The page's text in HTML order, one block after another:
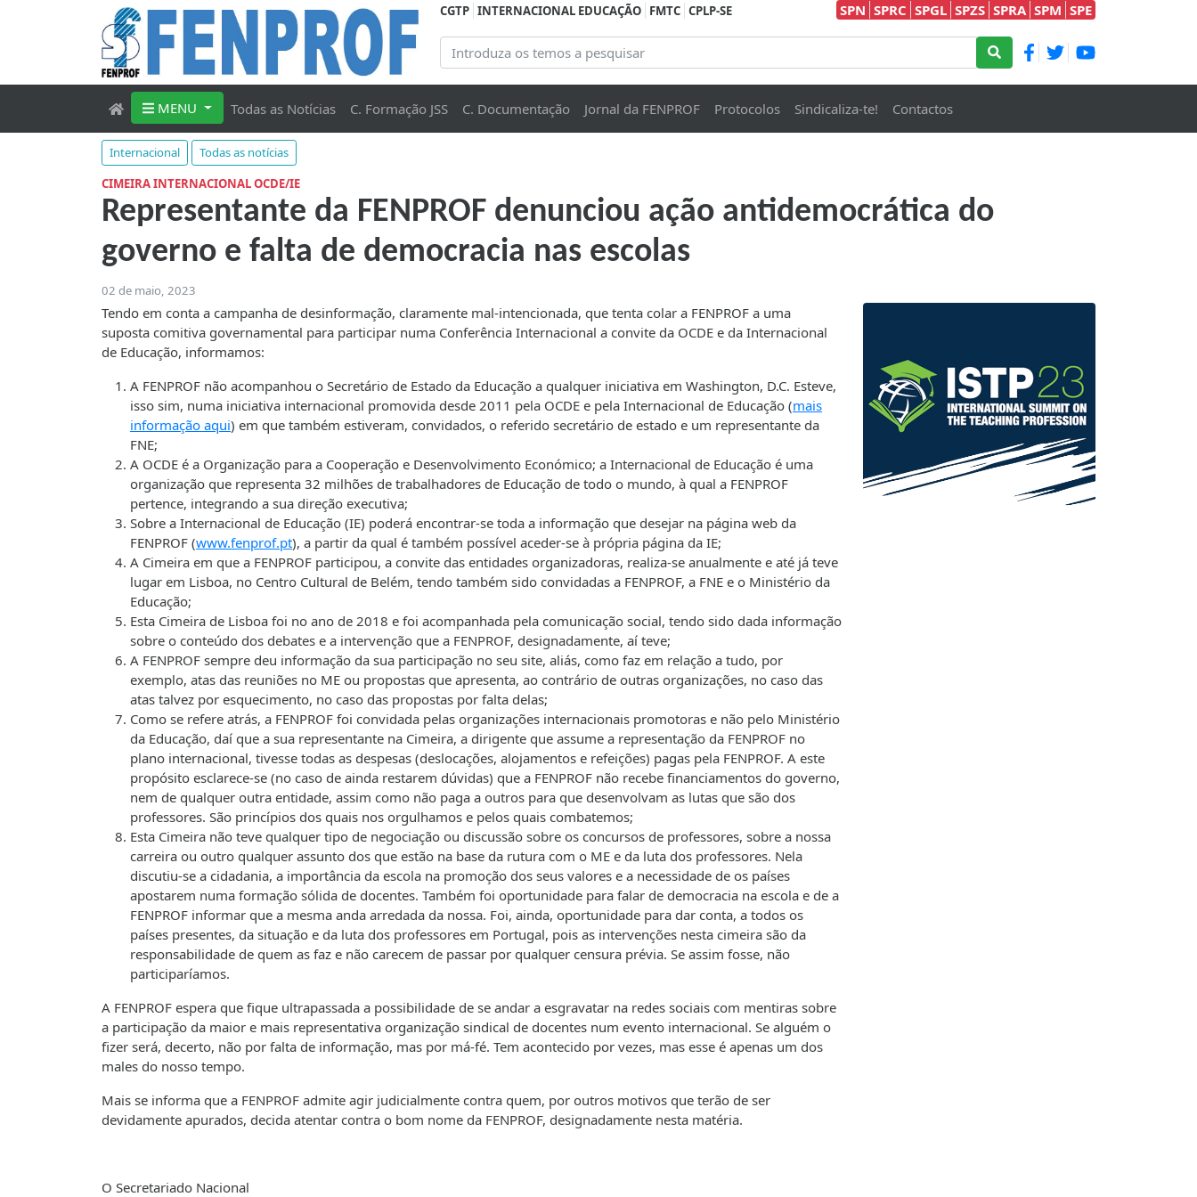
CGTP INTERNACIONAL EDUCAÇÃO FMTC CPLP-SE SPN SPRC SPGL SPZS SPRA SPM SPE
MENU Todas as Notícias C. Formação JSS C. Documentação Jornal da FENPROF Protocolos Sindicaliza-te! Contactos
Internacional
Todas as notícias
CIMEIRA INTERNACIONAL OCDE/IE
Representante da FENPROF denunciou ação antidemocrática do
governo e falta de democracia nas escolas
02 de maio, 2023
Tendo em conta a campanha de desinformação, claramente mal-intencionada, que tenta colar a FENPROF a uma
suposta comitiva governamental para participar numa Conferência Internacional a convite da OCDE e da Internacional
de Educação, informamos:
A FENPROF não acompanhou o Secretário de Estado da Educação a qualquer iniciativa em Washington, D.C. Esteve,
isso sim, numa iniciativa internacional promovida desde 2011 pela OCDE e pela Internacional de Educação (mais
informação aqui) em que também estiveram, convidados, o referido secretário de estado e um representante da
FNE;
A OCDE é a Organização para a Cooperação e Desenvolvimento Económico; a Internacional de Educação é uma
organização que representa 32 milhões de trabalhadores de Educação de todo o mundo, à qual a FENPROF
pertence, integrando a sua direção executiva;
Sobre a Internacional de Educação (IE) poderá encontrar-se toda a informação que desejar na página web da
FENPROF (www.fenprof.pt), a partir da qual é também possível aceder-se à própria página da IE;
A Cimeira em que a FENPROF participou, a convite das entidades organizadoras, realiza-se anualmente e até já teve
lugar em Lisboa, no Centro Cultural de Belém, tendo também sido convidadas a FENPROF, a FNE e o Ministério da
Educação;
Esta Cimeira de Lisboa foi no ano de 2018 e foi acompanhada pela comunicação social, tendo sido dada informação
sobre o conteúdo dos debates e a intervenção que a FENPROF, designadamente, aí teve;
A FENPROF sempre deu informação da sua participação no seu site, aliás, como faz em relação a tudo, por
exemplo, atas das reuniões no ME ou propostas que apresenta, ao contrário de outras organizações, no caso das
atas talvez por esquecimento, no caso das propostas por falta delas;
Como se refere atrás, a FENPROF foi convidada pelas organizações internacionais promotoras e não pelo Ministério
da Educação, daí que a sua representante na Cimeira, a dirigente que assume a representação da FENPROF no
plano internacional, tivesse todas as despesas (deslocações, alojamentos e refeições) pagas pela FENPROF. A este
propósito esclarece-se (no caso de ainda restarem dúvidas) que a FENPROF não recebe financiamentos do governo,
nem de qualquer outra entidade, assim como não paga a outros para que desenvolvam as lutas que são dos
professores. São princípios dos quais nos orgulhamos e pelos quais combatemos;
Esta Cimeira não teve qualquer tipo de negociação ou discussão sobre os concursos de professores, sobre a nossa
carreira ou outro qualquer assunto dos que estão na base da rutura com o ME e da luta dos professores. Nela
discutiu-se a cidadania, a importância da escola na promoção dos seus valores e a necessidade de os países
apostarem numa formação sólida de docentes. Também foi oportunidade para falar de democracia na escola e de a
FENPROF informar que a mesma anda arredada da nossa. Foi, ainda, oportunidade para dar conta, a todos os
países presentes, da situação e da luta dos professores em Portugal, pois as intervenções nesta cimeira são da
responsabilidade de quem as faz e não carecem de passar por qualquer censura prévia. Se assim fosse, não
participaríamos.
A FENPROF espera que fique ultrapassada a possibilidade de se andar a esgravatar na redes sociais com mentiras sobre
a participação da maior e mais representativa organização sindical de docentes num evento internacional. Se alguém o
fizer será, decerto, não por falta de informação, mas por má-fé. Tem acontecido por vezes, mas esse é apenas um dos
males do nosso tempo.
Mais se informa que a FENPROF admite agir judicialmente contra quem, por outros motivos que terão de ser
devidamente apurados, decida atentar contra o bom nome da FENPROF, designadamente nesta matéria.
O Secretariado Nacional